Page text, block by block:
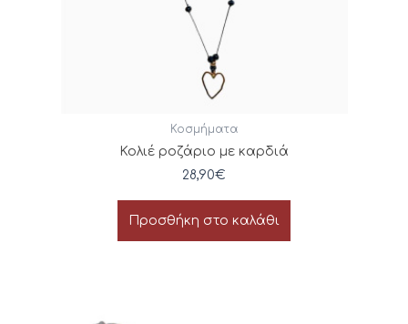
Κοσμήματα
Κολιέ ροζάριο με καρδιά
28,90€
Προσθήκη στο καλάθι